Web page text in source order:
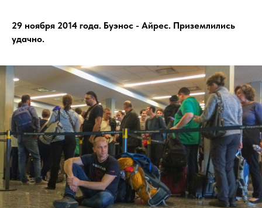
29 ноября 2014 года. Буэнос - Айрес. Приземлились
удачно.